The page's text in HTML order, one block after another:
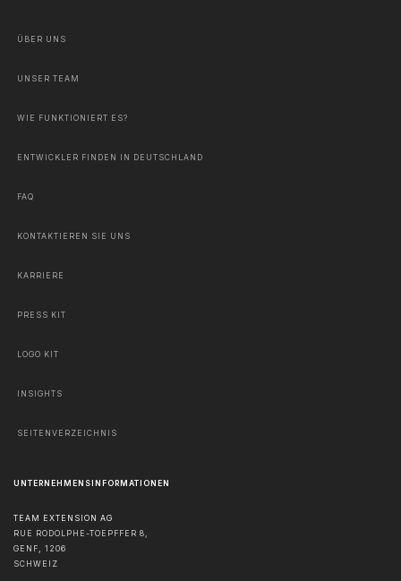
ÜBER UNS
UNSER TEAM
WIE FUNKTIONIERT ES?
ENTWICKLER FINDEN IN DEUTSCHLAND
FAQ
KONTAKTIEREN SIE UNS
KARRIERE
PRESS KIT
LOGO KIT
INSIGHTS
SEITENVERZEICHNIS
UNTERNEHMENSINFORMATIONEN
TEAM EXTENSION AG
RUE RODOLPHE-TOEPFFER 8,
GENF, 1206
SCHWEIZ